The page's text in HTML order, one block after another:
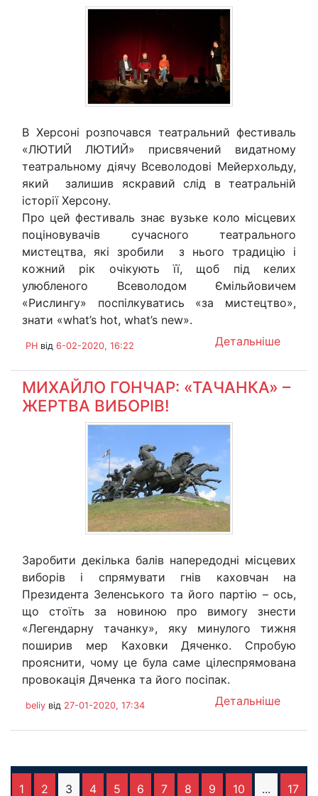
В Херсоні розпочався театральний фестиваль
«ЛЮТИЙ ЛЮТИЙ» присвячений видатному
театральному діячу Всеволодові Мейерхольду,
який залишив яскравий слід в театральній
історії Херсону.
Про цей фестиваль знає вузьке коло місцевих
поціновувачів сучасного театрального
мистецтва, які зробили з нього традицію і
кожний рік очікують її, щоб під келих
улюбленого Всеволодом Ємільйовичем
«Рислингу» поспілкуватись «за мистецтво»,
знати «what’s hot, what’s new».
Детальніше
PH від 6-02-2020, 16:22
МИХАЙЛО ГОНЧАР: «ТАЧАНКА» –
ЖЕРТВА ВИБОРІВ!
Заробити декілька балів напередодні місцевих
виборів і спрямувати гнів каховчан на
Президента Зеленського та його партію – ось,
що стоїть за новиною про вимогу знести
«Легендарну тачанку», яку минулого тижня
поширив мер Каховки Дяченко. Спробую
прояснити, чому це була саме цілеспрямована
провокація Дяченка та його посіпак.
Детальніше
beliy від 27-01-2020, 17:34
1 2 3 4 5 6 7 8 9 10 ... 17